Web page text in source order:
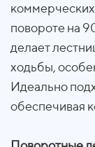
коммерческих
повороте на
делает
ходьбы,
Идеально
обеспечивая